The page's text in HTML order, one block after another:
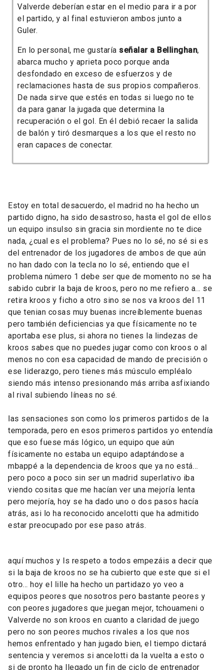
Valverde deberían estar en el medio para ir a por
el partido, y al final estuvieron ambos junto a
Guler.
En lo personal, me gustaría señalar a Bellinghan,
abarca mucho y aprieta poco porque anda
desfondado en exceso de esfuerzos y de
reclamaciones hasta de sus propios compañeros.
De nada sirve que estés en todas si luego no te
da para ganar la jugada que determina la
recuperación o el gol. En él debió recaer la salida
de balón y tiró desmarques a los que el resto no
eran capaces de conectar.
Estoy en total desacuerdo, el madrid no ha hecho un
partido digno, ha sido desastroso, hasta el gol de ellos
un equipo insulso sin gracia sin mordiente no te dice
nada, ¿cual es el problema? Pues no lo sé, no sé si es
del entrenador de los jugadores de ambos de que aún
no han dado con la tecla no lo sé, entiendo que el
problema número 1 debe ser que de momento no se ha
sabido cubrir la baja de kroos, pero no me refiero a… se
retira kroos y ficho a otro sino se nos va kroos del 11
que tenian cosas muy buenas increíblemente buenas
pero también deficiencias ya que físicamente no te
aportaba ese plus, si ahora no tienes la lindezas de
kroos sabes que no puedes jugar como con kroos o al
menos no con esa capacidad de mando de precisión o
ese liderazgo, pero tienes más músculo empléalo
siendo más intenso presionando más arriba asfixiando
al rival subiendo líneas no sé.
las sensaciones son como los primeros partidos de la
temporada, pero en esos primeros partidos yo entendía
que eso fuese más lógico, un equipo que aún
físicamente no estaba un equipo adaptándose a
mbappé a la dependencia de kroos que ya no está…
pero poco a poco sin ser un madrid superlativo iba
viendo cositas que me hacían ver una mejoría lenta
pero mejoría, hoy se ha dado uno o dos pasos hacía
atrás, asi lo ha reconocido ancelotti que ha admitido
estar preocupado por ese paso atrás.
aquí muchos y ls respeto a todos empezáis a decir que
si la baja de kroos no se ha cubierto que este que si el
otro… hoy el lille ha hecho un partidazo yo veo a
equipos peores que nosotros pero bastante peores y
con peores jugadores que juegan mejor, tchouameni o
Valverde no son kroos en cuanto a claridad de juego
pero no son peores muchos rivales a los que nos
hemos enfrentado y han jugado bien, el tiempo dictará
sentencia y veremos si ancelotti da la vuelta a esto o
si de pronto ha llegado un fin de ciclo de entrenador